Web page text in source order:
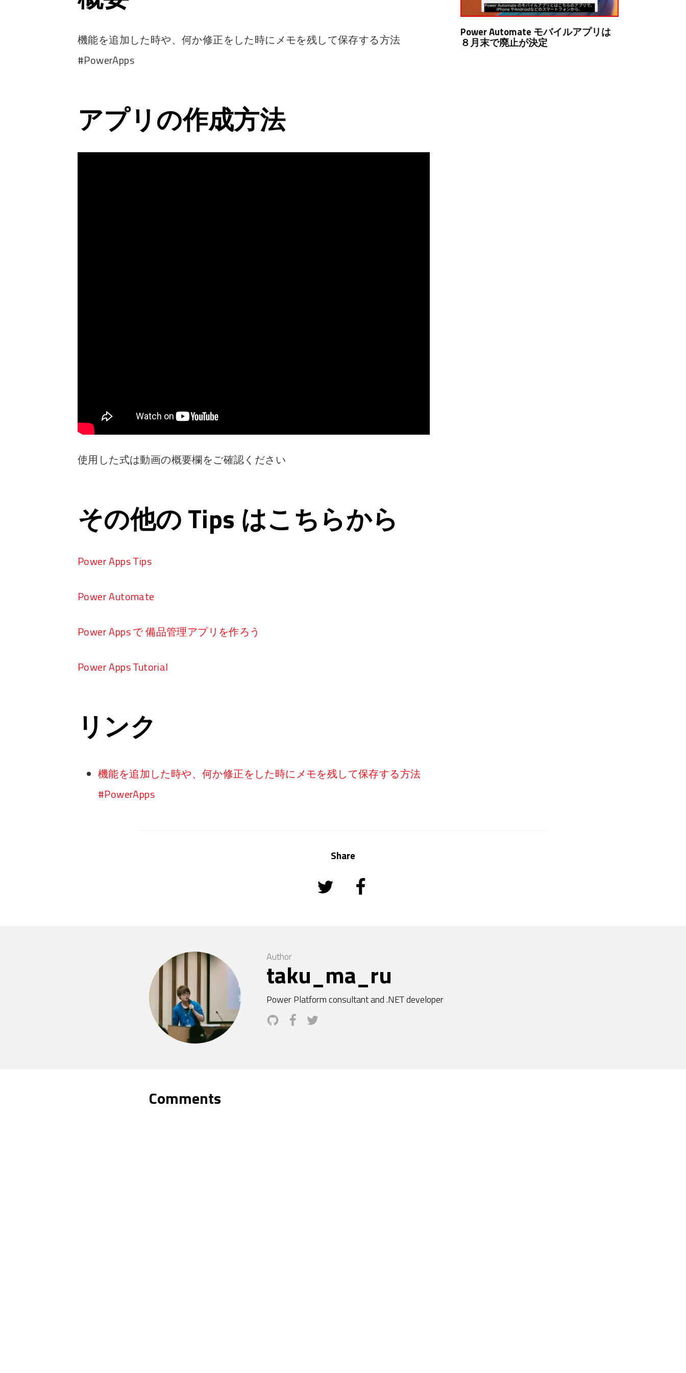
機能を追加した時や、何か修正をした時にメモを残して保存する方法
#PowerApps
アプリの作成方法
使用した式は動画の概要欄をご確認ください
その他の Tips はこちらから
Power Apps Tips
Power Automate
Power Apps で 備品管理アプリを作ろう
Power Apps Tutorial
リンク
機能を追加した時や、何か修正をした時にメモを残して保存する方法
#PowerApps
Power Automate モバイルアプリは
８月末で廃止が決定
Share
Author
taku_ma_ru
Power Platform consultant and .NET developer
Comments